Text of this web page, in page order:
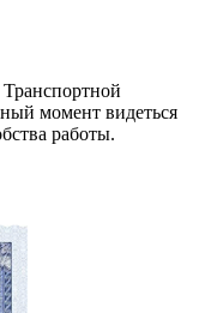
момент видеться
работы.